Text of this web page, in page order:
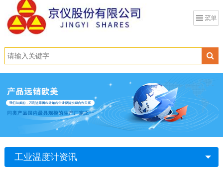
工业温度计资讯